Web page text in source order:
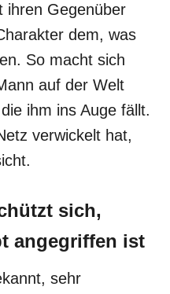
ihren Gegenüber
dem, was
So macht sich
auf der Welt
ihm ins Auge fällt.
verwickelt hat,
sich,
angegriffen ist
sehr